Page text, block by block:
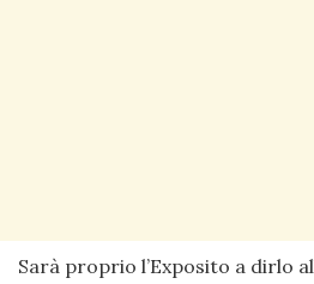
Sarà proprio l’Exposito a dirlo